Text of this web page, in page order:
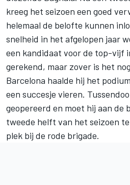
kreeg het seizoen een goed
helemaal de belofte kunnen
snelheid in het afgelopen jaar
een kandidaat voor de top-vijf
gerekend, maar zover is het
Barcelona haalde hij het
een succesje vieren.
geopereerd en moet hij aan de
tweede helft van het seizoen
plek bij de rode brigade.